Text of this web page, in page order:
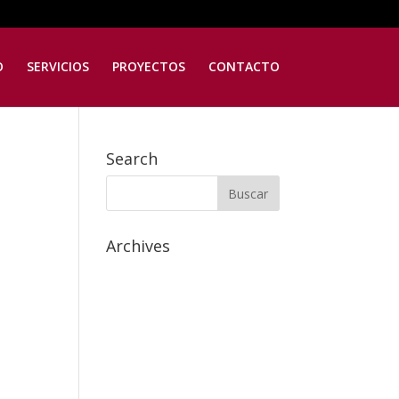
SERVICIOS PROYECTOS CONTACTO
Search
Archives